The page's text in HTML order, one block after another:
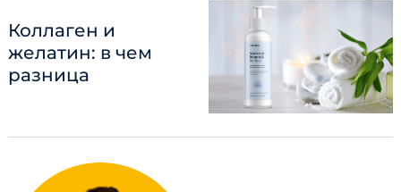
Коллаген и
желатин: в чем
разница